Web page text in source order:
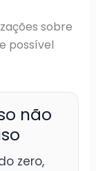
sobre
possível
não
zero,